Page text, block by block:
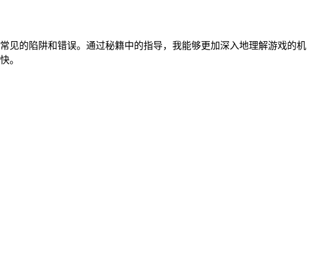
见的陷阱和错误。通过秘籍中的指导，我能够更加深入地理解游戏的机
。